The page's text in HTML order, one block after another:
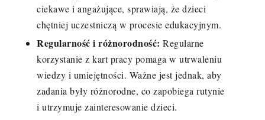
ciekawe i angażujące, sprawiają, że dzieci
chętniej uczestniczą w procesie edukacyjnym.
Regularność i różnorodność: Regularne
korzystanie z kart pracy pomaga w utrwaleniu
wiedzy i umiejętności. Ważne jest jednak, aby
zadania były różnorodne, co zapobiega rutynie
i utrzymuje zainteresowanie dzieci.